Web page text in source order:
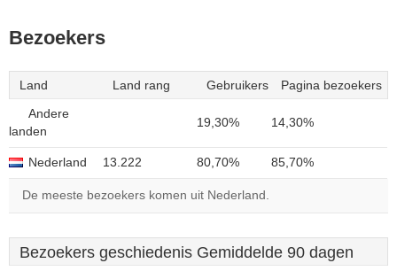
Bezoekers
Land Land rang Gebruikers Pagina bezoekers
Andere
landen
19,30% 14,30%
Nederland 13.222 80,70% 85,70%
De meeste bezoekers komen uit Nederland.
Bezoekers geschiedenis Gemiddelde 90 dagen